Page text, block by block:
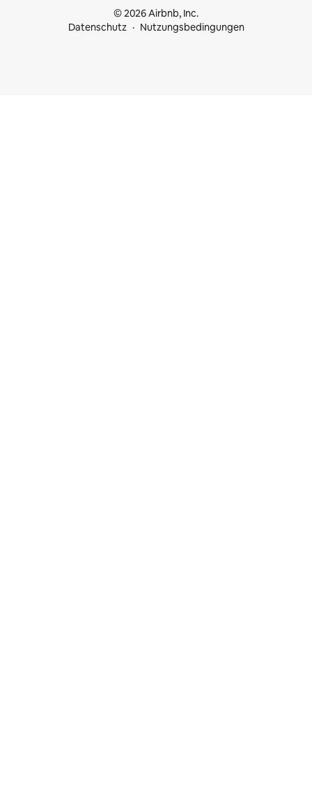
© 2026 Airbnb, Inc.
Datenschutz
Nutzungsbedingungen